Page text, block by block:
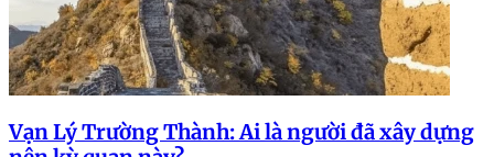
Vạn Lý Trường Thành: Ai là người đã xây dựng